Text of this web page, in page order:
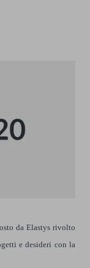
da Elastys rivolto
e desideri con la